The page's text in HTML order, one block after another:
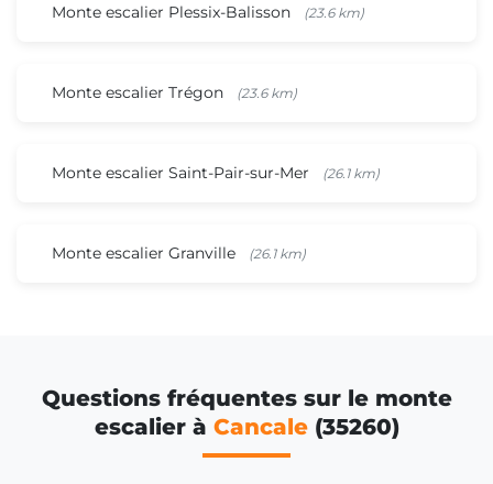
Monte escalier Plessix-Balisson (23.6 km)
Monte escalier Trégon (23.6 km)
Monte escalier Saint-Pair-sur-Mer (26.1 km)
Monte escalier Granville (26.1 km)
Questions fréquentes sur le monte
escalier à Cancale(35260)